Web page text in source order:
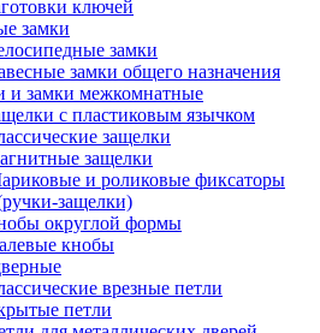
ключей
замки
замки
замки общего назначения
и замки межкомнатные
с пластиковым язычком
защелки
защелки
и роликовые фиксаторы
защелки)
округлой формы
кнобы
врезные петли
петли